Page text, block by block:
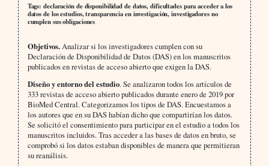
Tags: declaración de disponibilidad de datos, dificultades para acceder a los
datos de los estudios, transparencia en investigación, investigadores no
cumplen sus obligaciones
Objetivos.Analizar si los investigadores cumplen con su
Declaración de Disponibilidad de Datos (DAS) en los manuscritos
publicados en revistas de acceso abierto que exigen la DAS.
Diseño y entorno del estudio. Se analizaron todos los artículos de
333 revistas de acceso abierto publicados durante enero de 2019 por
BioMed Central. Categorizamos los tipos de DAS. Encuestamos a
los autores que en su DAS habían dicho que compartirían los datos.
Se solicitó el consentimiento para participar en el estudio a todos los
manuscritos incluidos. Tras acceder a las bases de datos en bruto, se
comprobó si los datos estaban disponibles de manera que permitieran
su reanálisis.